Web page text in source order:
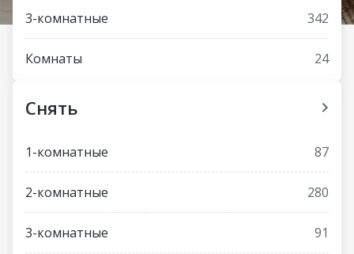
3-комнатные 342
Комнаты 24
Снять
1-комнатные 87
2-комнатные 280
3-комнатные 91